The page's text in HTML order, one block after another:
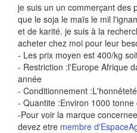
je suis un un commerçant des
que le soja le maïs le mil
et de karité. je suis à la
acheter chez moi pour leur
- Les prix moyen est 400/kg
- Restriction :l'Europe Afrique
année
- Conditionnement :L'honnêteté
- Quantite :Environ 1000 tonne
-Pour voir la marque
devez etre membre